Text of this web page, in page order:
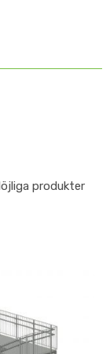
produkter